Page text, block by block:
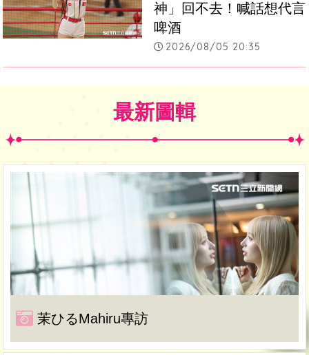
神」回不去！喊話想代言
啤酒
2026/08/05 20:35
最新圖輯
茉ひるMahiru專訪